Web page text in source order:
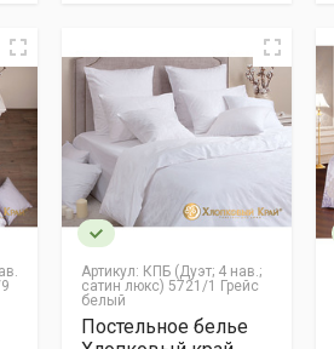
Артикул: КПБ (Дуэт; 4 нав.;
сатин люкс) 5721/1 Грейс
белый
Постельное белье